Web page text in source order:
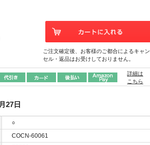
ご注文確定後、お客様のご都合によるキャン
セル・返品はお受けしておりません。
詳細は
こちら
27日
○
COCN-60061